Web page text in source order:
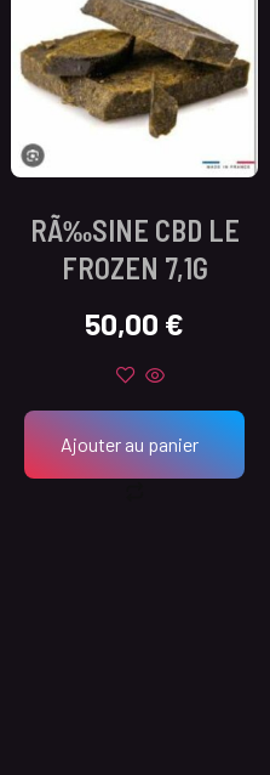
RÃ‰SINE CBD LE
FROZEN 7,1G
50,00 €
Ajouter au panier